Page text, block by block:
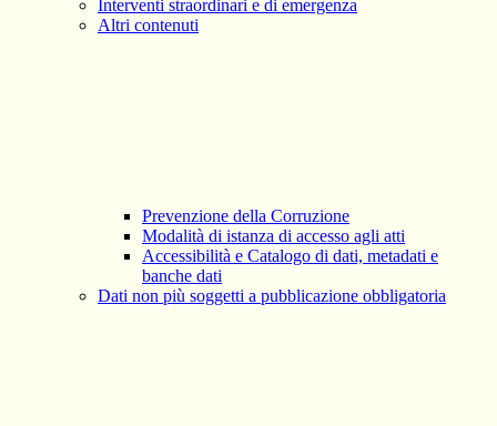
Interventi straordinari e di emergenza
Altri contenuti
Prevenzione della Corruzione
Modalità di istanza di accesso agli atti
Accessibilità e Catalogo di dati, metadati e
banche dati
Dati non più soggetti a pubblicazione obbligatoria